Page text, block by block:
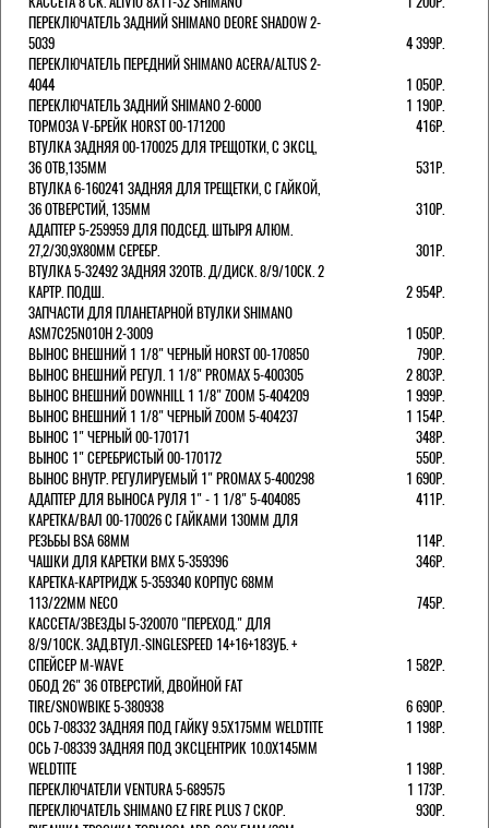
ПЕРЕКЛЮЧАТЕЛЬ ЗАДНИЙ SHIMANO DEORE SHADOW 2-
5039
4 399Р.
ПЕРЕКЛЮЧАТЕЛЬ ПЕРЕДНИЙ SHIMANO ACERA/ALTUS 2-
4044
1 050Р.
ПЕРЕКЛЮЧАТЕЛЬ ЗАДНИЙ SHIMANO 2-6000
1 190Р.
ТОРМОЗА V-БРЕЙК HORST 00-171200
416Р.
ВТУЛКА ЗАДНЯЯ 00-170025 ДЛЯ ТРЕЩОТКИ, С ЭКСЦ,
36 ОТВ,135ММ
531Р.
ВТУЛКА 6-160241 ЗАДНЯЯ ДЛЯ ТРЕЩЕТКИ, С ГАЙКОЙ,
36 ОТВЕРСТИЙ, 135ММ
310Р.
АДАПТЕР 5-259959 ДЛЯ ПОДСЕД. ШТЫРЯ АЛЮМ.
27,2/30,9Х80ММ СЕРЕБР.
301Р.
ВТУЛКА 5-32492 ЗАДНЯЯ 32ОТВ. Д/ДИСК. 8/9/10СК. 2
КАРТР. ПОДШ.
2 954Р.
ЗАПЧАСТИ ДЛЯ ПЛАНЕТАРНОЙ ВТУЛКИ SHIMANO
ASM7C25N010H 2-3009
1 050Р.
ВЫНОС ВНЕШНИЙ 1 1/8" ЧЕРНЫЙ HORST 00-170850
790Р.
ВЫНОС ВНЕШНИЙ РЕГУЛ. 1 1/8" PROMAX 5-400305
2 803Р.
ВЫНОС ВНЕШНИЙ DOWNHILL 1 1/8" ZOOM 5-404209
1 999Р.
ВЫНОС ВНЕШНИЙ 1 1/8" ЧЕРНЫЙ ZOOM 5-404237
1 154Р.
ВЫНОС 1" ЧЕРНЫЙ 00-170171
348Р.
ВЫНОС 1" СЕРЕБРИСТЫЙ 00-170172
550Р.
ВЫНОС ВНУТР. РЕГУЛИРУЕМЫЙ 1" PROMAX 5-400298
1 690Р.
АДАПТЕР ДЛЯ ВЫНОСА РУЛЯ 1" - 1 1/8" 5-404085
411Р.
КАРЕТКА/ВАЛ 00-170026 С ГАЙКАМИ 130ММ ДЛЯ
РЕЗЬБЫ BSA 68ММ
114Р.
ЧАШКИ ДЛЯ КАРЕТКИ BMX 5-359396
346Р.
КАРЕТКА-КАРТРИДЖ 5-359340 КОРПУС 68ММ
113/22ММ NECO
745Р.
КАССЕТА/ЗВЕЗДЫ 5-320070 "ПЕРЕХОД." ДЛЯ
8/9/10СК. ЗАД.ВТУЛ.-SINGLESPEED 14+16+18ЗУБ. +
СПЕЙСЕР M-WAVE
1 582Р.
ОБОД 26" 36 ОТВЕРСТИЙ, ДВОЙНОЙ FAT
TIRE/SNOWBIKE 5-380938
6 690Р.
ОСЬ 7-08332 ЗАДНЯЯ ПОД ГАЙКУ 9.5Х175ММ WELDTITE
1 198Р.
ОСЬ 7-08339 ЗАДНЯЯ ПОД ЭКСЦЕНТРИК 10.0Х145ММ
WELDTITE
1 198Р.
ПЕРЕКЛЮЧАТЕЛИ VENTURA 5-689575
1 173Р.
ПЕРЕКЛЮЧАТЕЛЬ SHIMANO EZ FIRE PLUS 7 СКОР.
930Р.